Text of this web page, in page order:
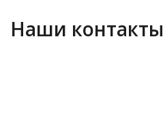
Наши контакты